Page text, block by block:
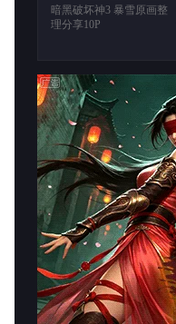
暗黑破坏神3 暴雪原画整
理分享10P